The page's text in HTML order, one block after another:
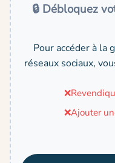
🔒 Débloquez
Pour accéder à la
réseaux sociaux,
❌
❌Ajouter